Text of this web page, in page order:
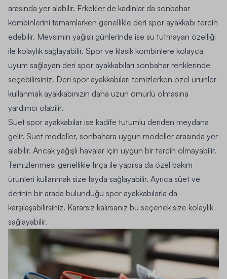
arasında yer alabilir. Erkekler de kadınlar da sonbahar
kombinlerini tamamlarken genellikle deri spor ayakkabı tercih
edebilir. Mevsimin yağışlı günlerinde ise su tutmayan özelliği
ile kolaylık sağlayabilir. Spor ve klasik kombinlere kolayca
uyum sağlayan deri spor ayakkabıları sonbahar renklerinde
seçebilirsiniz. Deri spor ayakkabıları temizlerken özel ürünler
kullanmak ayakkabınızın daha uzun ömürlü olmasına
yardımcı olabilir.
Süet spor ayakkabılar ise kadife tutumlu deriden meydana
gelir. Süet modeller, sonbahara uygun modeller arasında yer
alabilir. Ancak yağışlı havalar için uygun bir tercih olmayabilir.
Temizlenmesi genellikle fırça ile yapılsa da özel bakım
ürünleri kullanmak size fayda sağlayabilir. Ayrıca süet ve
derinin bir arada bulunduğu spor ayakkabılarla da
karşılaşabilirsiniz. Kararsız kalırsanız bu seçenek size kolaylık
sağlayabilir.